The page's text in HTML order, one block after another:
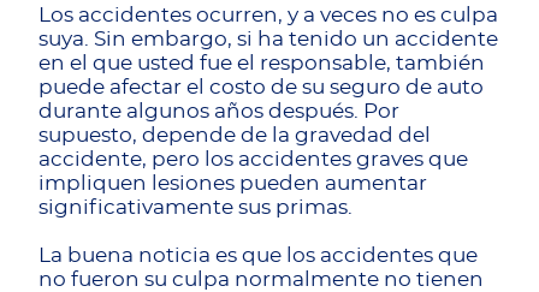
Los accidentes ocurren, y a veces no es culpa
suya. Sin embargo, si ha tenido un accidente
en el que usted fue el responsable, también
puede afectar el costo de su seguro de auto
durante algunos años después. Por
supuesto, depende de la gravedad del
accidente, pero los accidentes graves que
impliquen lesiones pueden aumentar
significativamente sus primas.
La buena noticia es que los accidentes que
no fueron su culpa normalmente no tienen